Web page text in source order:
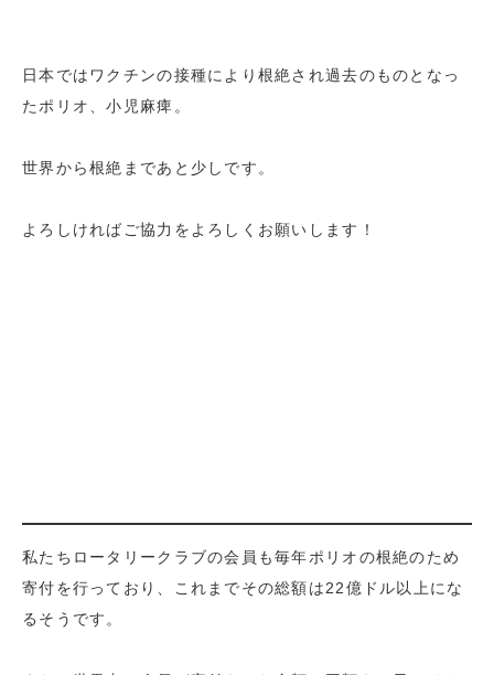
日本ではワクチンの接種により根絶され過去のものとなっ
たポリオ、小児麻痺。
世界から根絶まであと少しです。
よろしければご協力をよろしくお願いします！
私たちロータリークラブの会員も毎年ポリオの根絶のため
寄付を行っており、これまでその総額は22億ドル以上にな
るそうです。